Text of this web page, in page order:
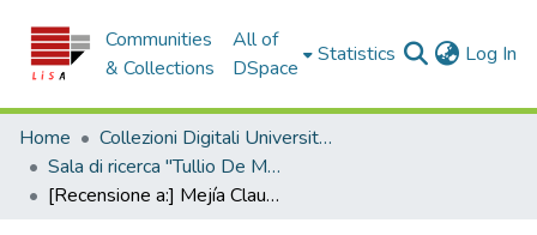
Communities
& Collections
All of
DSpace
Statistics Log In
Home
Collezioni Digitali Università della Calabria
Sala di ricerca "Tullio De Mauro"
[Recensione a:] Mejía Claudia, La linguistique diachronique : le projet saussurien, Genève, Droz, 1998